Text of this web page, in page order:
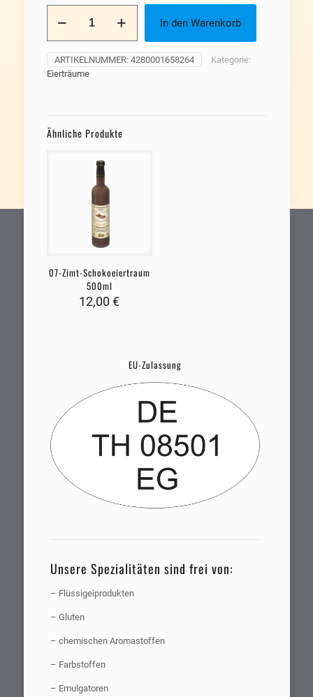
Karamelleiertraum
Menge
In den Warenkorb
ARTIKELNUMMER: 4280001658264
Kategorie:
Eierträume
Ähnliche Produkte
07-Zimt-Schokoeiertraum
500ml
12,00€
EU-Zulassung
Unsere Spezialitäten sind frei von:
– Flüssigeiprodukten
– Gluten
– chemischen Aromastoffen
– Farbstoffen
– Emulgatoren